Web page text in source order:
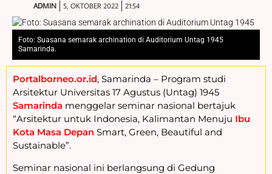
ADMIN 5, OKTOBER 2022 21:54
Foto: Suasana semarak archination di Auditorium Untag 1945
Samarinda.
Portalborneo.or.id, Samarinda – Program studi
Arsitektur Universitas 17 Agustus (Untag) 1945
Samarinda menggelar seminar nasional bertajuk
“Arsitektur untuk Indonesia, Kalimantan Menuju Ibu
Kota Masa Depan Smart, Green, Beautiful and
Sustainable”.
Seminar nasional ini berlangsung di Gedung